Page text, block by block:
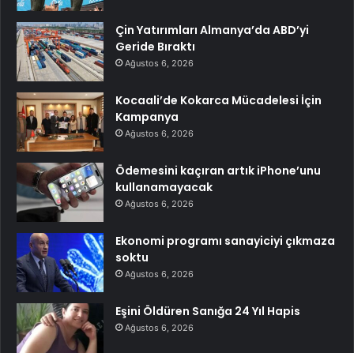
Çin Yatırımları Almanya’da ABD’yi
Geride Bıraktı
Ağustos 6, 2026
Kocaali’de Kokarca Mücadelesi İçin
Kampanya
Ağustos 6, 2026
Ödemesini kaçıran artık iPhone’unu
kullanamayacak
Ağustos 6, 2026
Ekonomi programı sanayiciyi çıkmaza
soktu
Ağustos 6, 2026
Eşini Öldüren Sanığa 24 Yıl Hapis
Ağustos 6, 2026